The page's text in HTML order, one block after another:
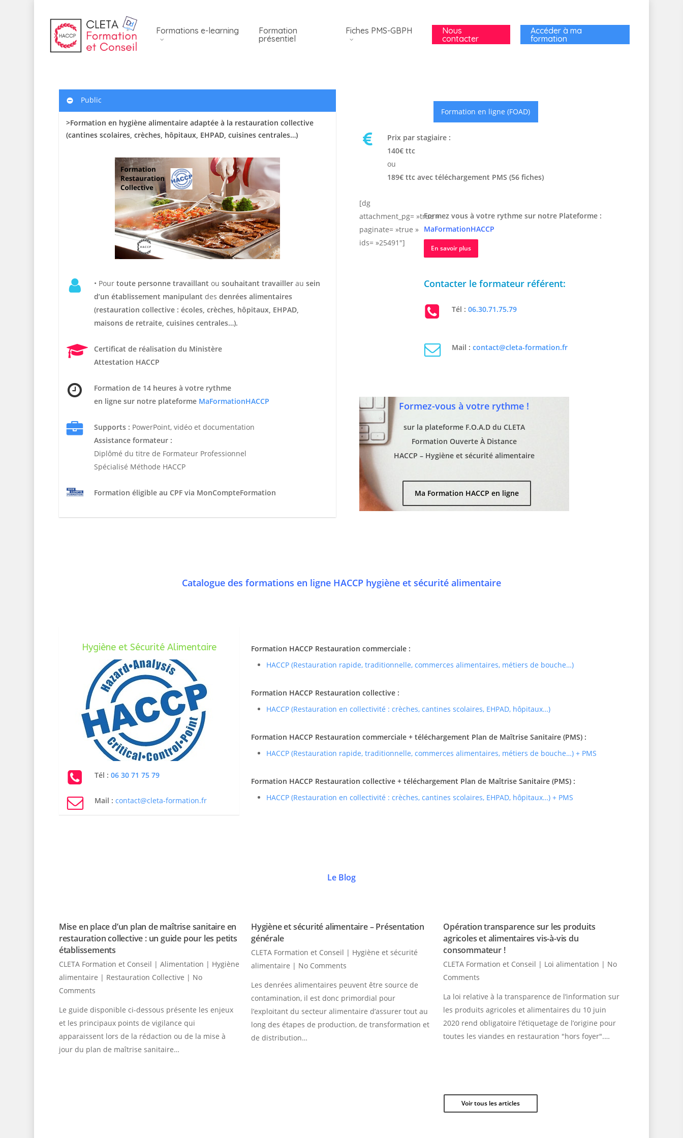
Formations e-learning
Formation
présentiel
Fiches PMS-GBPH
Nous
contacter
Accéder à ma
formation
Public
>Formation en hygiène alimentaire adaptée à la restauration collective
(cantines scolaires, crèches, hôpitaux, EHPAD, cuisines centrales…)
• Pour toute personne travaillant ou souhaitant travailler au sein
d’un établissement manipulant des denrées alimentaires
(restauration collective : écoles, crèches, hôpitaux, EHPAD,
maisons de retraite, cuisines centrales…).
Certificat de réalisation du Ministère
Attestation HACCP
Formation de 14 heures à votre rythme
en ligne sur notre plateforme MaFormationHACCP
Supports : PowerPoint, vidéo et documentation
Assistance formateur :
Diplômé du titre de Formateur Professionnel
Spécialisé Méthode HACCP
Formation éligible au CPF via MonCompteFormation
Formation en ligne (FOAD)
Prix par stagiaire :
140€ ttc
ou
189€ ttc avec téléchargement PMS (56 fiches)
[dg
attachment_pg= »true »
paginate= »true »
ids= »25491″]
Formez vous à votre rythme sur notre Plateforme :
MaFormationHACCP
En savoir plus
Contacter le formateur référent:
Tél : 06.30.71.75.79
Mail : contact@cleta-formation.fr
Formez-vous à votre rythme !
sur la plateforme F.O.A.D du CLETA
Formation Ouverte À Distance
HACCP – Hygiène et sécurité alimentaire
Ma Formation HACCP en ligne
Catalogue des formations en ligne HACCP hygiène et sécurité alimentaire
Hygiène et Sécurité Alimentaire
Tél : 06 30 71 75 79
Mail : contact@cleta-formation.fr
Formation HACCP Restauration commerciale :
HACCP (Restauration rapide, traditionnelle, commerces alimentaires, métiers de bouche…)
Formation HACCP Restauration collective :
HACCP (Restauration en collectivité : crèches, cantines scolaires, EHPAD, hôpitaux…)
Formation HACCP Restauration commerciale + téléchargement Plan de Maîtrise Sanitaire (PMS) :
HACCP (Restauration rapide, traditionnelle, commerces alimentaires, métiers de bouche…) + PMS
Formation HACCP Restauration collective + téléchargement Plan de Maîtrise Sanitaire (PMS) :
HACCP (Restauration en collectivité : crèches, cantines scolaires, EHPAD, hôpitaux…) + PMS
Le Blog
Mise en place d’un plan de maîtrise sanitaire en
restauration collective : un guide pour les petits
établissements
CLETA Formation et Conseil | Alimentation | Hygiène
alimentaire | Restauration Collective | No
Comments
Le guide disponible ci-dessous présente les enjeux
et les principaux points de vigilance qui
apparaissent lors de la rédaction ou de la mise à
jour du plan de maîtrise sanitaire…
Hygiène et sécurité alimentaire – Présentation
générale
CLETA Formation et Conseil | Hygiène et sécurité
alimentaire | No Comments
Les denrées alimentaires peuvent être source de
contamination, il est donc primordial pour
l’exploitant du secteur alimentaire d’assurer tout au
long des étapes de production, de transformation et
de distribution…
Opération transparence sur les produits
agricoles et alimentaires vis-à-vis du
consommateur !
CLETA Formation et Conseil | Loi alimentation | No
Comments
La loi relative à la transparence de l’information sur
les produits agricoles et alimentaires du 10 juin
2020 rend obligatoire l’étiquetage de l’origine pour
toutes les viandes en restauration "hors foyer".…
Voir tous les articles